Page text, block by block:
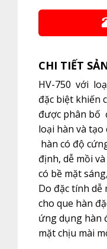
CHI TIẾT
HV-750 với
đặc biệt khiến
được phân bố
loại hàn và
hàn có độ
định, dễ mồi
có bề mặt
Do đặc tính dễ
cho que hàn
ứng dụng hàn
mặt chịu mài